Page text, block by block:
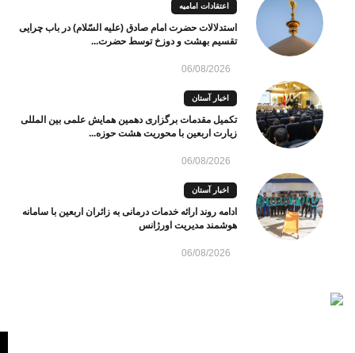
اعتقادات امامیه
استدلالات حضرت امام صادق (علیه السّلام) در باب چرایی
تقسیم بهشت و دوزخ توسط حضرت...
06/08/2026
اخبار آستان
تکمیل مقدمات برگزاری دهمین همایش علمی بین المللی
زیارت اربعین با محوریت هشت حوزه...
06/08/2026
اخبار آستان
ادامه روند ارائه خدمات درمانی به زائران اربعین با سامانه
هوشمند مدیریت اورژانس
06/08/2026